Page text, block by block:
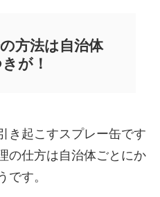
方法は自治体
が！
き起こすスプレー缶です
の仕方は自治体ごとにか
す。